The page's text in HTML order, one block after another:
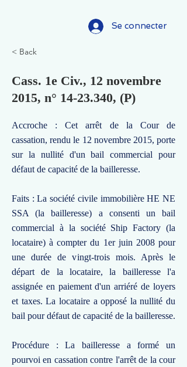
Se connecter
< Back
Cass. 1e Civ., 12 novembre
2015, n° 14-23.340, (P)
Accroche : Cet arrêt de la Cour de
cassation, rendu le 12 novembre 2015, porte
sur la nullité d'un bail commercial pour
défaut de capacité de la bailleresse.
Faits : La société civile immobilière HE NE
SSA (la bailleresse) a consenti un bail
commercial à la société Ship Factory (la
locataire) à compter du 1er juin 2008 pour
une durée de vingt-trois mois. Après le
départ de la locataire, la bailleresse l'a
assignée en paiement d'un arriéré de loyers
et taxes. La locataire a opposé la nullité du
bail pour défaut de capacité de la bailleresse.
Procédure : La bailleresse a formé un
pourvoi en cassation contre l'arrêt de la cour